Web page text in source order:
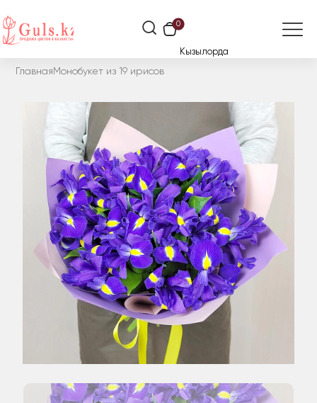
0
Кызылорда
Главная Монобукет из 19 ирисов